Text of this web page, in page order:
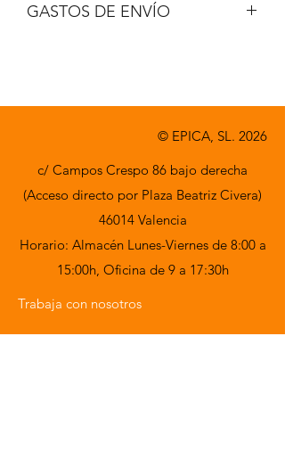
GASTOS DE ENVÍO
© EPICA, SL. 2026
c/ Campos Crespo 86 bajo derecha
(Acceso directo por Plaza Beatriz Civera)
46014 Valencia
Horario: Almacén Lunes-Viernes de 8:00 a
15:00h, Oficina de 9 a 17:30h
Trabaja con nosotros